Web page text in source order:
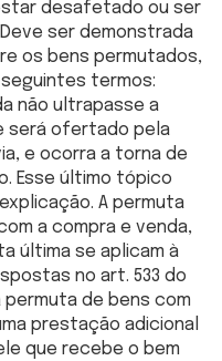
desafetado ou ser
ser demonstrada
os bens permutados,
termos:
não ultrapasse a
será ofertado pela
e ocorra a torna de
Esse último tópico
A permuta
a compra e venda,
última se aplicam à
no art. 533 do
permuta de bens com
prestação adicional
que recebe o bem